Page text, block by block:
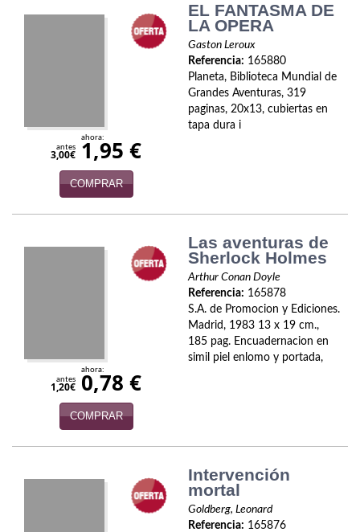
Mafia y espionaje
Novela Extranjera
Novela fantástica
Novela histórica
EL FANTASMA DE
LA OPERA
Gaston Leroux
Referencia: 165880
Planeta, Biblioteca Mundial de
Grandes Aventuras, 319
paginas, 20x13, cubiertas en
tapa dura i
antes
3,00€
ahora:
1,95 €
COMPRAR
Las aventuras de
Sherlock Holmes
Arthur Conan Doyle
Referencia: 165878
S.A. de Promocion y Ediciones.
Madrid, 1983 13 x 19 cm.,
185 pag. Encuadernacion en
simil piel enlomo y portada,
antes
1,20€
ahora:
0,78 €
COMPRAR
Intervención
mortal
Goldberg, Leonard
Referencia: 165876